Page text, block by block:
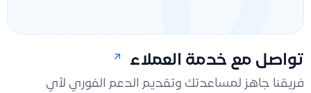
تواصل مع خدمة العملاء
فريقنا جاهز لمساعدتك وتقديم الدعم الفوري لأي